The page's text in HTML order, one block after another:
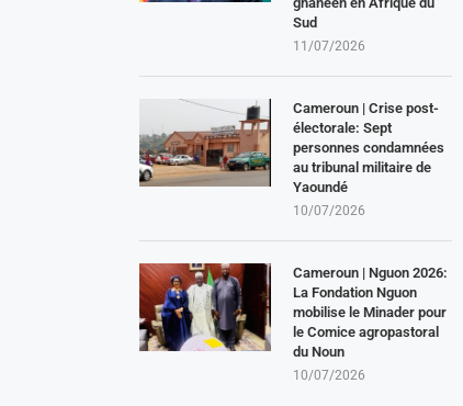
Sud
11/07/2026
Cameroun | Crise post-
électorale: Sept
personnes condamnées
au tribunal militaire de
Yaoundé
10/07/2026
Cameroun | Nguon 2026:
La Fondation Nguon
mobilise le Minader pour
le Comice agropastoral
du Noun
10/07/2026